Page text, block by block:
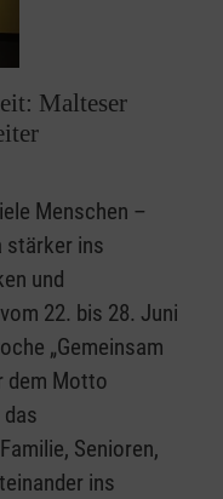
Malteser
Menschen –
stärker ins
und
22. bis 28. Juni
„Gemeinsam
dem Motto
das
Senioren,
ins